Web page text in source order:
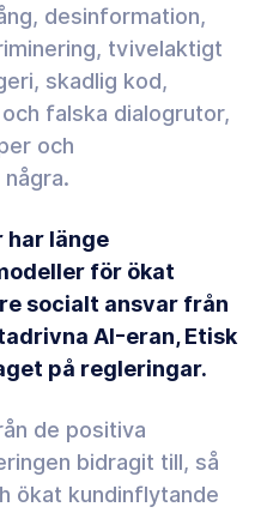
desinformation,
tvivelaktigt
skadlig kod,
falska dialogrutor,
och
har länge
för ökat
socialt ansvar från
AI-eran, Etisk
på regleringar.
de positiva
bidragit till, så
ökat kundinflytande